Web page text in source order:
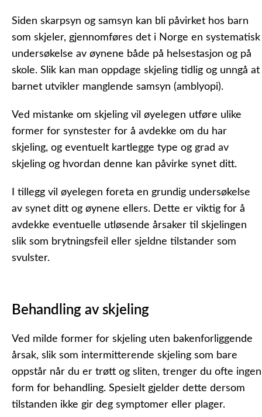
Siden skarpsyn og samsyn kan bli påvirket hos barn
som skjeler, gjennomføres det i Norge en systematisk
undersøkelse av øynene både på helsestasjon og på
skole. Slik kan man oppdage skjeling tidlig og unngå at
barnet utvikler manglende samsyn (amblyopi).
Ved mistanke om skjeling vil øyelegen utføre ulike
former for synstester for å avdekke om du har
skjeling, og eventuelt kartlegge type og grad av
skjeling og hvordan denne kan påvirke synet ditt.
I tillegg vil øyelegen foreta en grundig undersøkelse
av synet ditt og øynene ellers. Dette er viktig for å
avdekke eventuelle utløsende årsaker til skjelingen
slik som brytningsfeil eller sjeldne tilstander som
svulster.
Behandling av skjeling
Ved milde former for skjeling uten bakenforliggende
årsak, slik som intermitterende skjeling som bare
oppstår når du er trøtt og sliten, trenger du ofte ingen
form for behandling. Spesielt gjelder dette dersom
tilstanden ikke gir deg symptomer eller plager.